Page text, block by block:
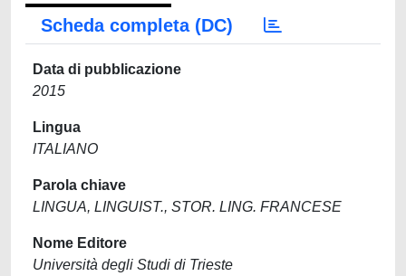
Scheda completa (DC)
Data di pubblicazione
2015
Lingua
ITALIANO
Parola chiave
LINGUA, LINGUIST., STOR. LING. FRANCESE
Nome Editore
Università degli Studi di Trieste